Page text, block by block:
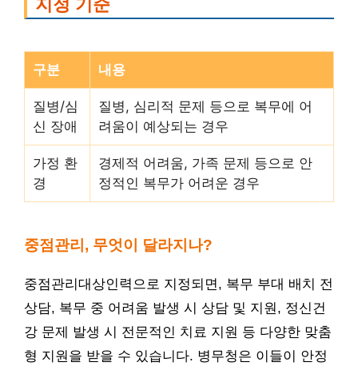
지정 기준
구분 내용
질병/심
신 장애
질병, 심리적 문제 등으로 복무에 어
려움이 예상되는 경우
가정 환
경
경제적 어려움, 가족 문제 등으로 안
정적인 복무가 어려운 경우
중점관리, 무엇이 달라지나?
중점관리대상인력으로 지정되면, 복무 부대 배치 전
상담, 복무 중 어려움 발생 시 상담 및 지원, 정신건
강 문제 발생 시 전문적인 치료 지원 등 다양한 맞춤
형 지원을 받을 수 있습니다. 병무청은 이들이 안정